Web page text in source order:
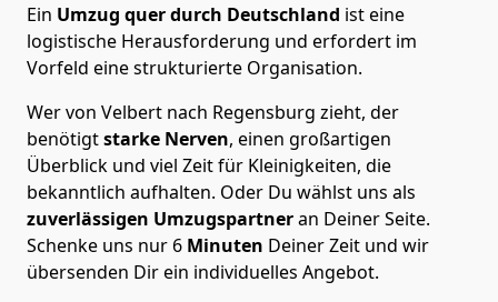
Ein Umzug quer durch Deutschland ist eine
logistische Herausforderung und erfordert im
Vorfeld eine strukturierte Organisation.
Wer von Velbert nach Regensburg zieht, der
benötigtstarke Nerven, einen großartigen
Überblick und viel Zeit für Kleinigkeiten, die
bekanntlich aufhalten. Oder Du wählst uns als
zuverlässigen Umzugspartneran Deiner Seite.
Schenke uns nur 6 Minuten Deiner Zeit und wir
übersenden Dir ein individuelles Angebot.